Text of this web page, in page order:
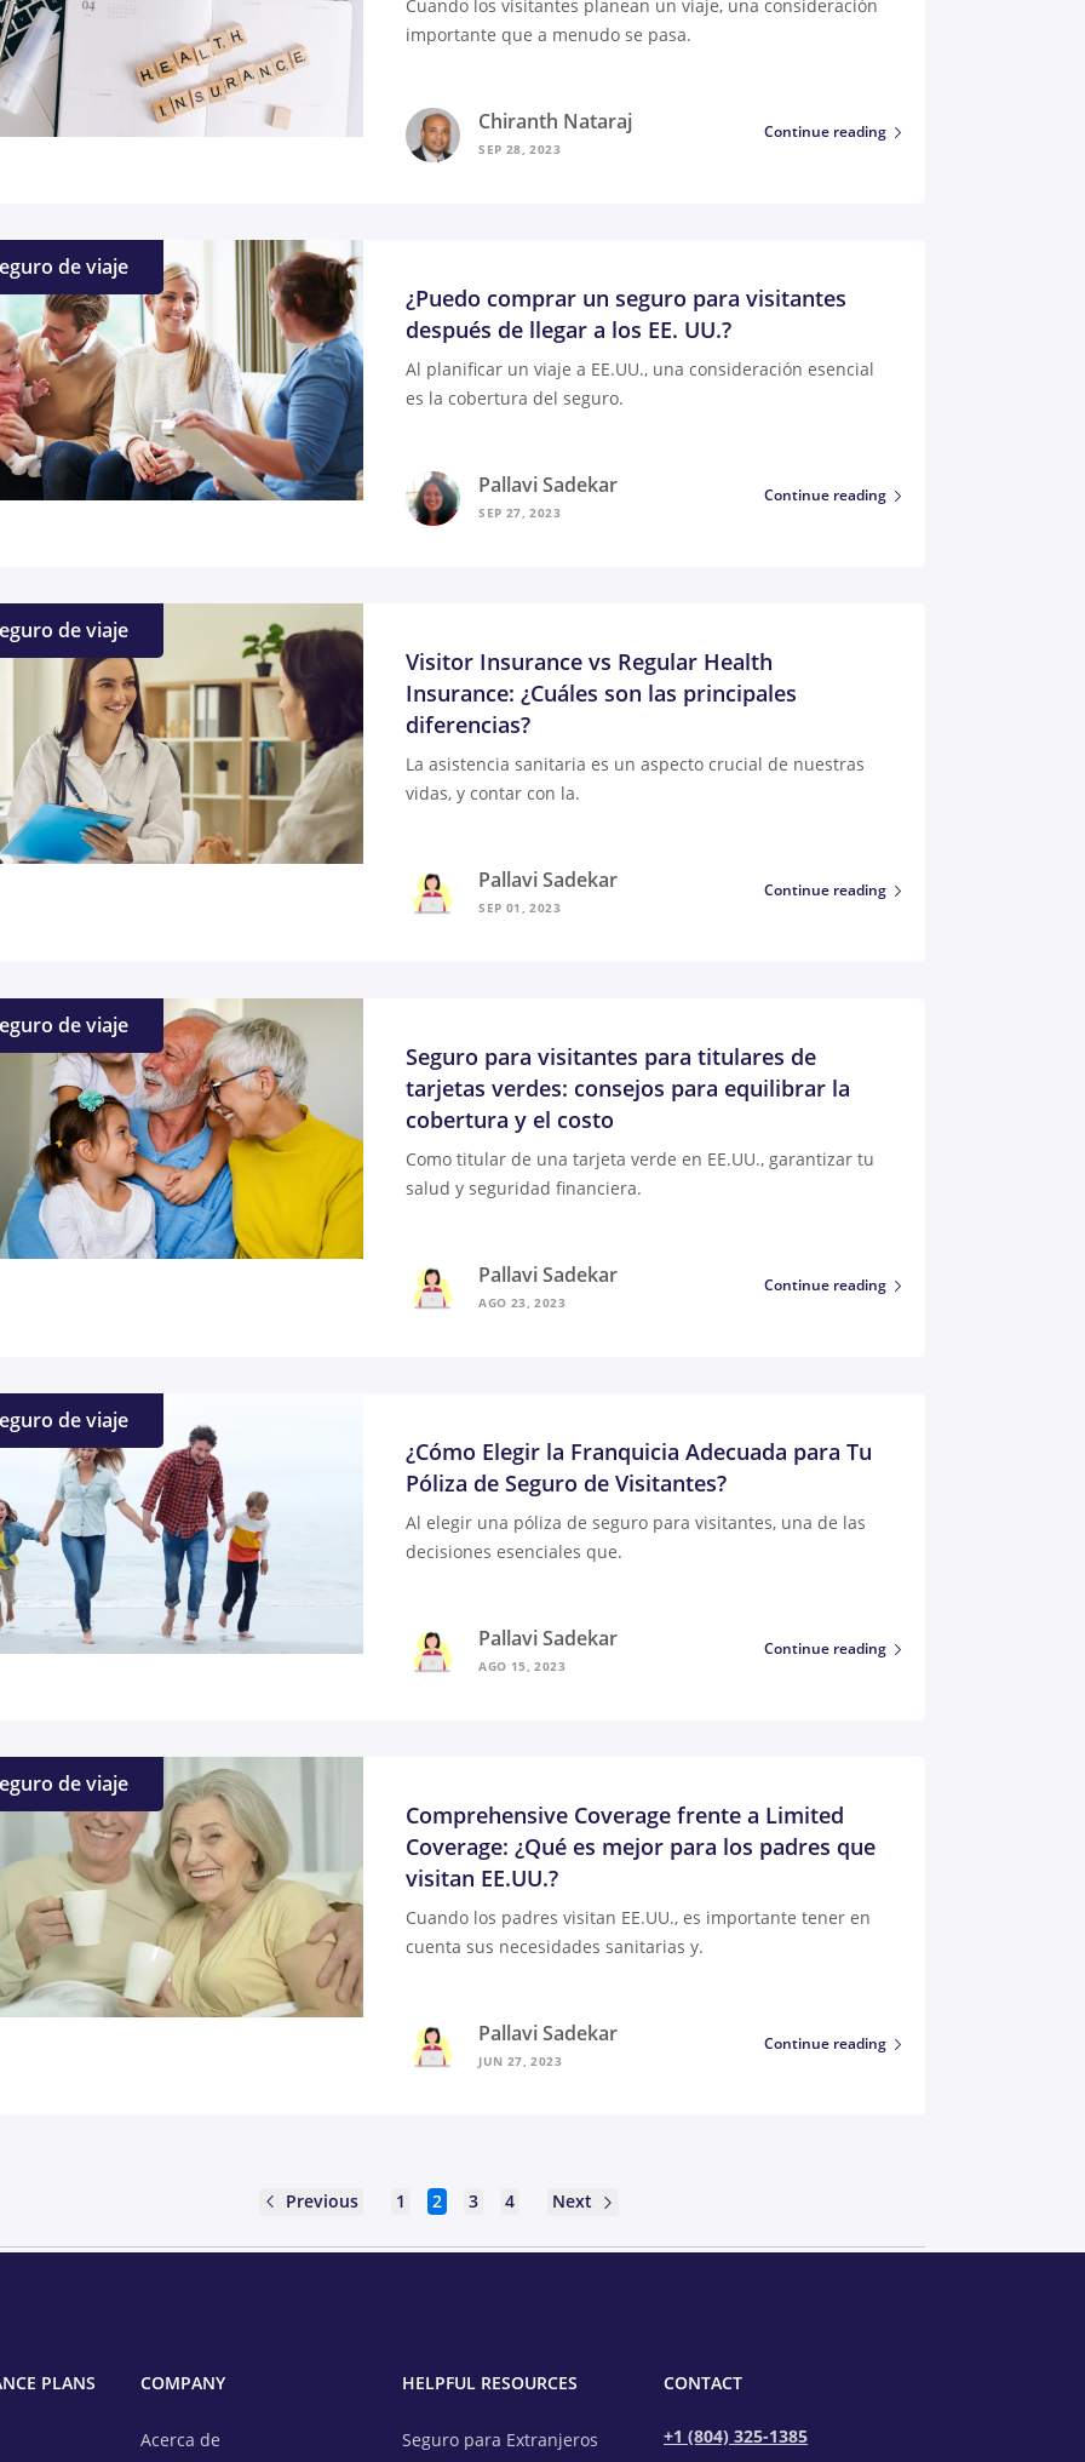
Cuando los visitantes planean un viaje, una consideración
importante que a menudo se pasa.
Chiranth Nataraj
SEP 28, 2023
Continue reading
de viaje
¿Puedo comprar un seguro para visitantes
después de llegar a los EE. UU.?
Al planificar un viaje a EE.UU., una consideración esencial
es la cobertura del seguro.
Pallavi Sadekar
SEP 27, 2023
Continue reading
de viaje
Visitor Insurance vs Regular Health
Insurance: ¿Cuáles son las principales
diferencias?
La asistencia sanitaria es un aspecto crucial de nuestras
vidas, y contar con la.
Pallavi Sadekar
SEP 01, 2023
Continue reading
de viaje
Seguro para visitantes para titulares de
tarjetas verdes: consejos para equilibrar la
cobertura y el costo
Como titular de una tarjeta verde en EE.UU., garantizar tu
salud y seguridad financiera.
Pallavi Sadekar
AGO 23, 2023
Continue reading
de viaje
¿Cómo Elegir la Franquicia Adecuada para Tu
Póliza de Seguro de Visitantes?
Al elegir una póliza de seguro para visitantes, una de las
decisiones esenciales que.
Pallavi Sadekar
AGO 15, 2023
Continue reading
de viaje
Comprehensive Coverage frente a Limited
Coverage: ¿Qué es mejor para los padres que
visitan EE.UU.?
Cuando los padres visitan EE.UU., es importante tener en
cuenta sus necesidades sanitarias y.
Pallavi Sadekar
JUN 27, 2023
Continue reading
Previous 1 2 3 4 Next
PLANS COMPANY
Acerca de
HELPFUL RESOURCES
Seguro para Extranjeros
CONTACT
+1 (804) 325-1385